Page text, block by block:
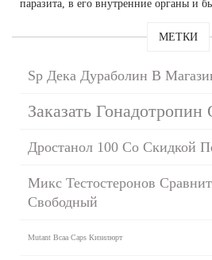
паразита, в его внутренние органы и
МЕТКИ
Sp Дека Дураболин В
Заказать Гонадотропин
Дростанол 100 Со Скидкой
Микс Тестостеронов
Свободный
Mutant Bcaa Caps Кизилюрт